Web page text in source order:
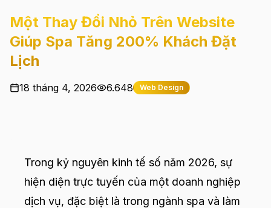
Một Thay Đổi Nhỏ Trên Website
Giúp Spa Tăng 200% Khách Đặt
Lịch
18 tháng 4, 2026 6.648 Web Design
Trong kỷ nguyên kinh tế số năm 2026, sự
hiện diện trực tuyến của một doanh nghiệp
dịch vụ, đặc biệt là trong ngành spa và làm